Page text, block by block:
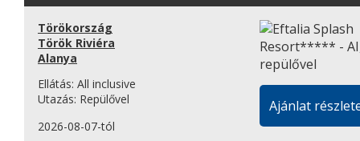
Törökország
Török Riviéra
Alanya
Ellátás: All inclusive
Utazás: Repülővel
2026-08-07-tól
Ajánlat